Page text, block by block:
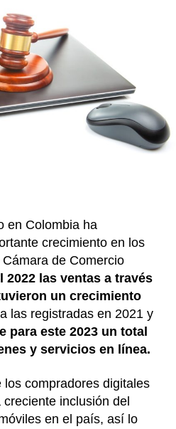
en Colombia ha
crecimiento en los
de Comercio
2022 las ventas a través
un crecimiento
las registradas en 2021 y
para este 2023 un total
y servicios en línea.
compradores digitales
inclusión del
en el país, así lo